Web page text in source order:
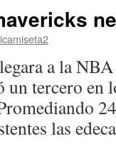
a la
tercero en
las